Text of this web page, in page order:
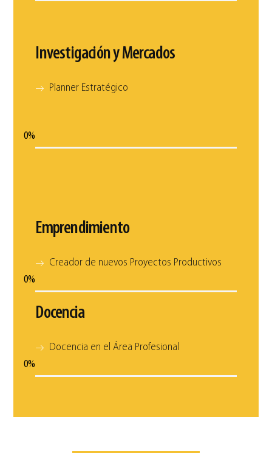
Investigación y Mercados
Planner Estratégico
0%
Emprendimiento
Creador de nuevos Proyectos Productivos
0%
Docencia
Docencia en el Área Profesional
0%